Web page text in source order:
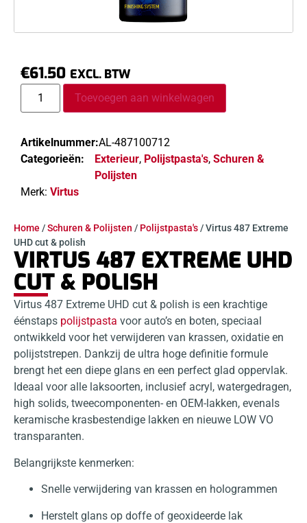
Home /Schuren & Polijsten / Polijstpasta's/ Virtus 487 Extreme
UHD cut & polish
VIRTUS 487 EXTREME UHD
CUT & POLISH
Virtus 487 Extreme UHD cut & polish is een krachtige
éénstaps polijstpasta voor auto’s en boten, speciaal
ontwikkeld voor het verwijderen van krassen, oxidatie en
polijststrepen. Dankzij de ultra hoge definitie formule
brengt het een diepe glans en een perfect glad oppervlak.
Ideaal voor alle laksoorten, inclusief acryl, watergedragen,
high solids, tweecomponenten- en OEM-lakken, evenals
keramische krasbestendige lakken en nieuwe LOW VO
transparanten.
Belangrijkste kenmerken:
Snelle verwijdering van krassen en hologrammen
Herstelt glans op doffe of geoxideerde lak
€61.50 EXCL. BTW
Toevoegen aan winkelwagen
Artikelnummer:AL-487100712
Categorieën:
Exterieur, Polijstpasta's, Schuren &
Polijsten
Merk: Virtus